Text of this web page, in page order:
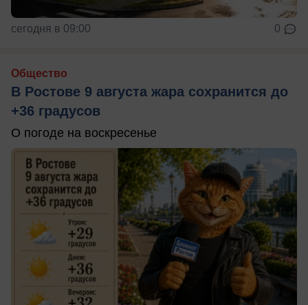
сегодня в 09:00 0
Общество
В Ростове 9 августа жара сохранится до
+36 градусов
О погоде на воскресенье